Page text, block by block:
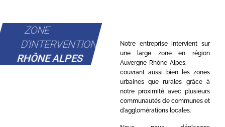
ZONE
D'INTERVENTION
RHÔNE ALPES
Notre entreprise intervient sur
une large zone en région
Auvergne-Rhône-Alpes,
couvrant aussi bien les zones
urbaines que rurales grâce à
notre proximité avec plusieurs
communautés de communes et
d’agglomérations locales.